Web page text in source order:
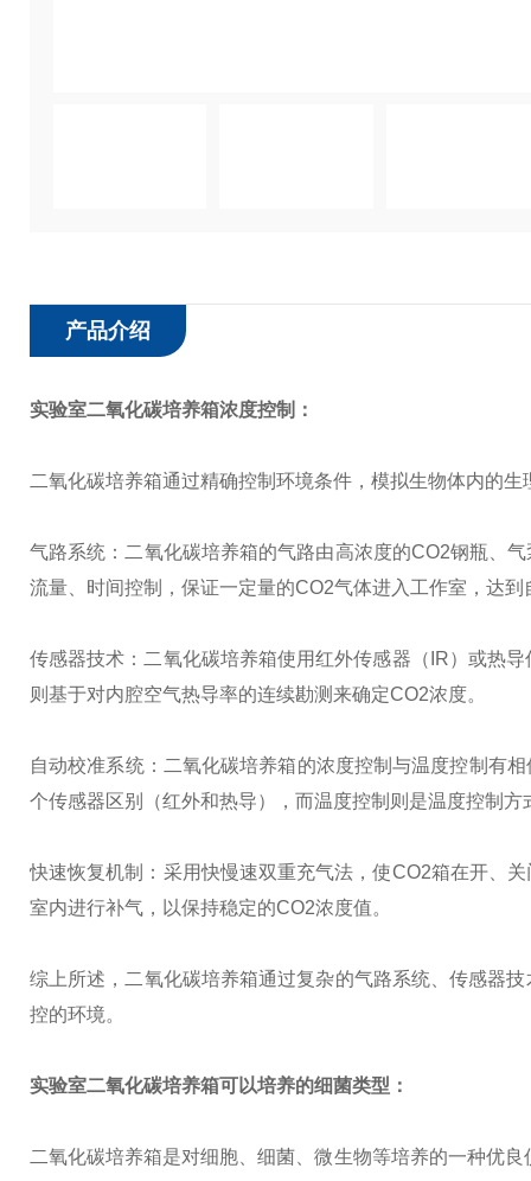
产品介绍
实验室二氧化碳培养箱浓度控制：
二氧化碳培养箱通过精确控制环境条件，模拟生物体内的
气路系统：二氧化碳培养箱的气路由高浓度的CO2钢瓶、
流量、时间控制，保证一定量的CO2气体进入工作室，达
传感器技术：二氧化碳培养箱使用红外传感器（IR）或热
则基于对内腔空气热导率的连续勘测来确定CO2浓度。
自动校准系统：二氧化碳培养箱的浓度控制与温度控制有
个传感器区别（红外和热导），而温度控制则是温度控制方
快速恢复机制：采用快慢速双重充气法，使CO2箱在开、
室内进行补气，以保持稳定的CO2浓度值。
综上所述，二氧化碳培养箱通过复杂的气路系统、传感器
控的环境。
实验室二氧化碳培养箱可以培养的细菌类型：
二氧化碳培养箱是对细胞、细菌、微生物等培养的一种优